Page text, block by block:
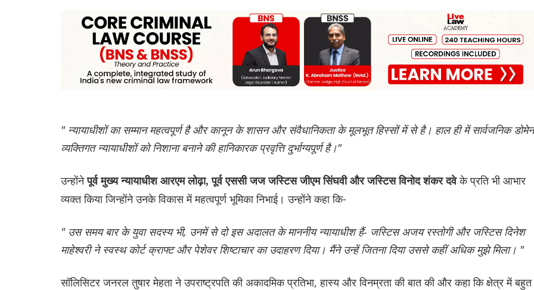
" न्यायाधीशों का सम्मान महत्वपूर्ण है और कानून के शासन और संवैधानिकता के मूलभूत हिस्सों में से है। हाल ही में सार्वजनिक
व्यक्तिगत न्यायाधीशों को निशाना बनाने की हानिकारक प्रवृत्ति दुर्भाग्यपूर्ण है।"
उन्होंनेपूर्व मुख्य न्यायाधीश आरएम लोढ़ा, पूर्व एससी जज जस्टिस जीएम सिंघवी और जस्टिस विनोद शंकर दवेके प्रति भी आभार
व्यक्त किया जिन्होंने उनके विकास में महत्वपूर्ण भूमिका निभाई। उन्होंने कहा कि-
" उस समय बार के युवा सदस्य भी, उनमें से दो इस अदालत के माननीय न्यायाधीश हैं- जस्टिस अजय रस्तोगी और जस्टिस दिनेश
माहेश्वरी ने स्वस्थ कोर्ट क्राफ्ट और पेशेवर शिष्टाचार का उदाहरण दिया। मैंने उन्हें जितना दिया उससे कहीं अधिक मुझे मिला। "
सॉलिसिटर जनरल तुषार मेहता ने उपराष्ट्रपति की अकादमिक प्रतिभा, हास्य और विनम्रता की बात की और कहा कि क्षेत्र में बहुत